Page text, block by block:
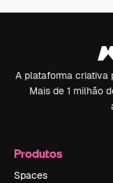
A plataforma criativa
Mais de 1 milhão
Produtos
Spaces